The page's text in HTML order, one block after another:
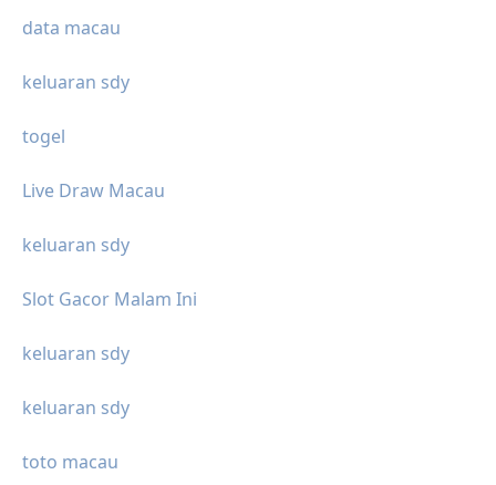
data macau
keluaran sdy
togel
Live Draw Macau
keluaran sdy
Slot Gacor Malam Ini
keluaran sdy
keluaran sdy
toto macau